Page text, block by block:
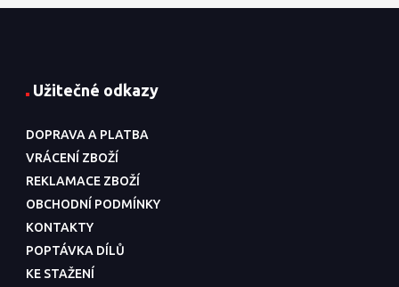
Užitečné odkazy
DOPRAVA A PLATBA
VRÁCENÍ ZBOŽÍ
REKLAMACE ZBOŽÍ
OBCHODNÍ PODMÍNKY
KONTAKTY
POPTÁVKA DÍLŮ
KE STAŽENÍ